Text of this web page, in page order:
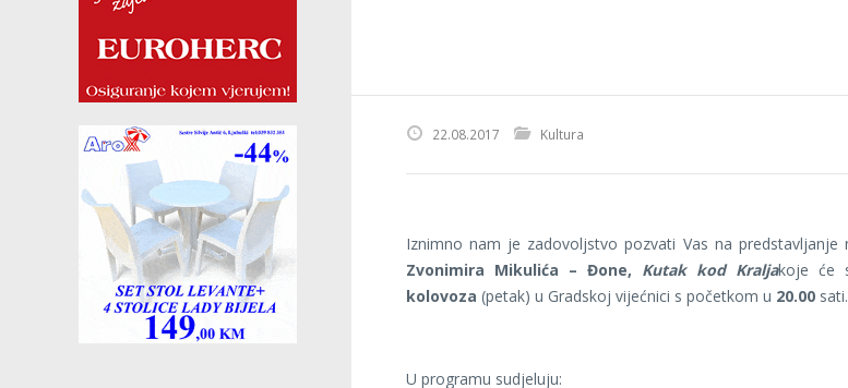
22.08.2017 Kultura
Iznimno nam je zadovoljstvo pozvati Vas na predstavljanje
Zvonimira Mikulića – Đone, Kutak kod Kraljakoje će
kolovoza (petak) u Gradskoj vijećnici s početkom u 20.00 sati.
U programu sudjeluju: